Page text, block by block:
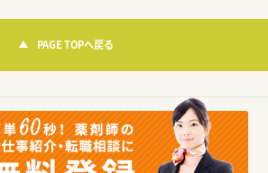
PAGE TOPへ戻る